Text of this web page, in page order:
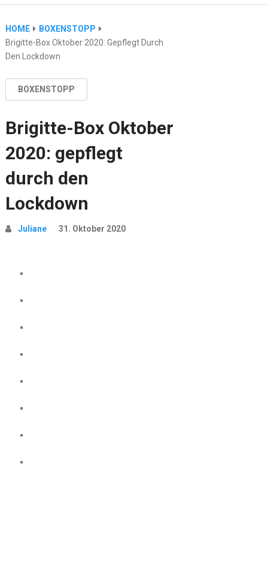
HOME
BOXENSTOPP
Brigitte-Box Oktober 2020: Gepflegt Durch
Den Lockdown
BOXENSTOPP
Brigitte-Box Oktober
2020: gepflegt
durch den
Lockdown
Juliane 31. Oktober 2020